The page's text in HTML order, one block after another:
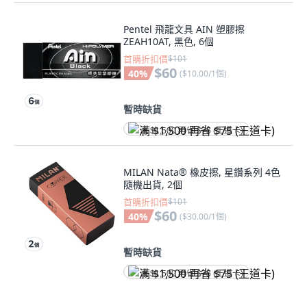
Pentel 飛龍文具 AIN 塑膠擦
ZEAH10AT, 黑色, 6個
首購折扣價$101
40% $60 ($10.00/1個)
暫時缺貨
满 $1,500 再省 $75 (王道卡)
MILAN Nata® 橡皮擦, 星鑽系列 4色
隨機出貨, 2個
首購折扣價$101
40% $60 ($30.00/1個)
暫時缺貨
满 $1,500 再省 $75 (王道卡)